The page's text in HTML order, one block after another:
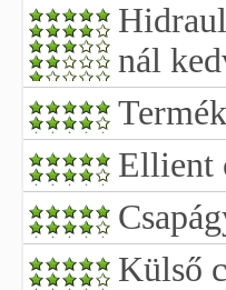
nál
Ellient
Külső